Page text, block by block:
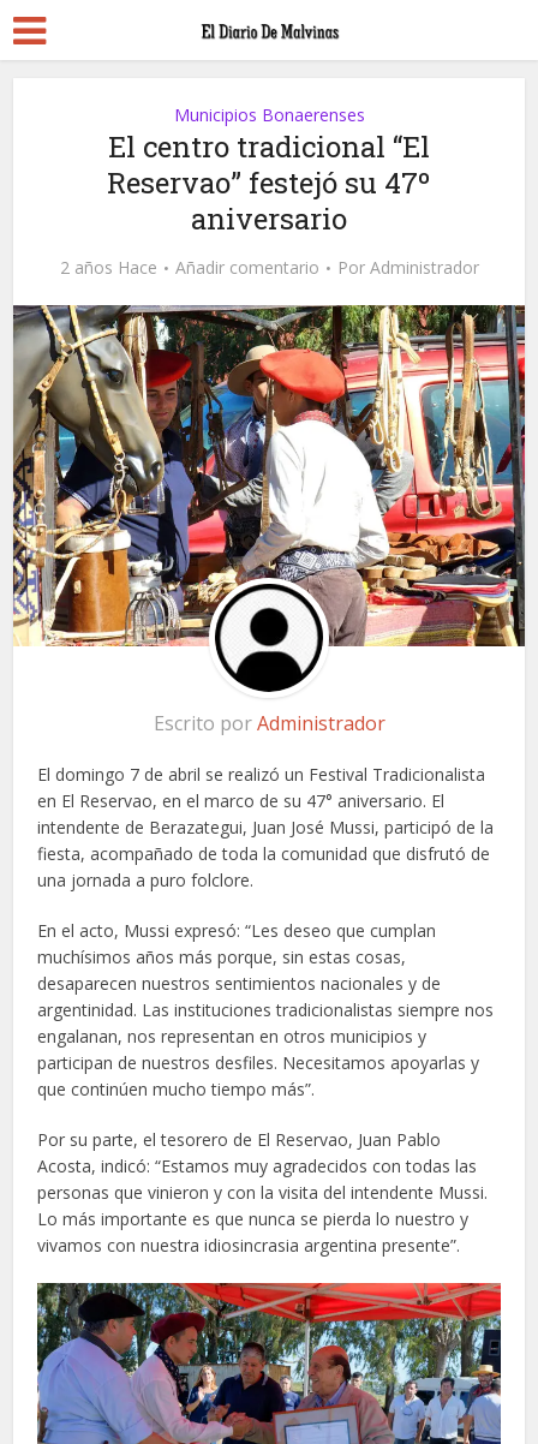
Municipios Bonaerenses
El centro tradicional “El
Reservao” festejó su 47º
aniversario
2 años Hace Añadir comentario Por Administrador
Escrito porAdministrador
El domingo 7 de abril se realizó un Festival Tradicionalista
en El Reservao, en el marco de su 47° aniversario. El
intendente de Berazategui, Juan José Mussi, participó de la
fiesta, acompañado de toda la comunidad que disfrutó de
una jornada a puro folclore.
En el acto, Mussi expresó: “Les deseo que cumplan
muchísimos años más porque, sin estas cosas,
desaparecen nuestros sentimientos nacionales y de
argentinidad. Las instituciones tradicionalistas siempre nos
engalanan, nos representan en otros municipios y
participan de nuestros desfiles. Necesitamos apoyarlas y
que continúen mucho tiempo más”.
Por su parte, el tesorero de El Reservao, Juan Pablo
Acosta, indicó: “Estamos muy agradecidos con todas las
personas que vinieron y con la visita del intendente Mussi.
Lo más importante es que nunca se pierda lo nuestro y
vivamos con nuestra idiosincrasia argentina presente”.